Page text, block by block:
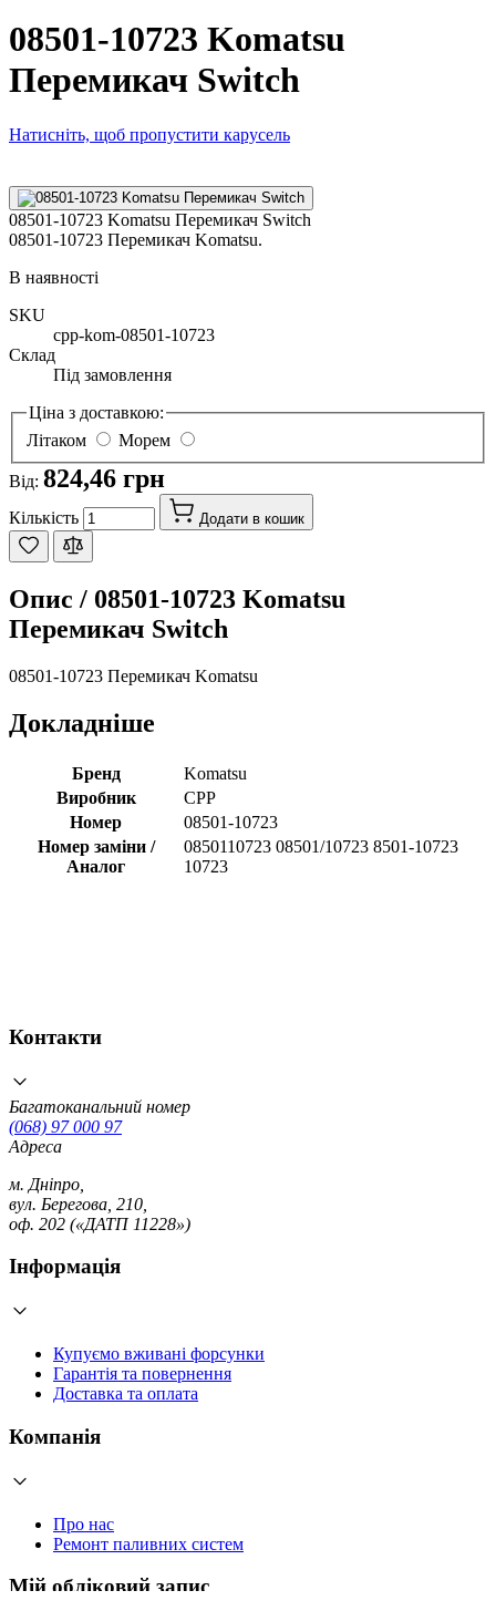
08501-10723 Komatsu
Перемикач Switch
Натисніть, щоб пропустити карусель
08501-10723 Komatsu Перемикач Switch
08501-10723 Перемикач Komatsu.
В наявності
SKU
cpp-kom-08501-10723
Склад
Під замовлення
Ціна з доставкою:
Літаком
Морем
Від: 824,46 грн
Кількість Додати в кошик
Опис / 08501-10723 Komatsu
Перемикач Switch
08501-10723 Перемикач Komatsu
Докладніше
Бренд
Komatsu
Виробник
CPP
Номер
08501-10723
Номер заміни /
Аналог
0850110723 08501/10723 8501-10723
10723
Контакти
Багатоканальний номер
(068) 97 000 97
Адреса
м. Дніпро,
вул. Берегова, 210,
оф. 202 («ДАТП 11228»)
Інформація
Купуємо вживані форсунки
Гарантія та повернення
Доставка та оплата
Компанія
Про нас
Ремонт паливних систем
Мій обліковий запис